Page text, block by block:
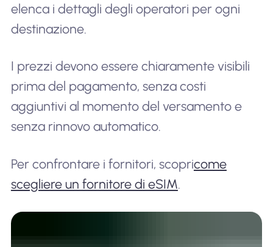
elenca i dettagli degli operatori per ogni
destinazione.
I prezzi devono essere chiaramente visibili
prima del pagamento, senza costi
aggiuntivi al momento del versamento e
senza rinnovo automatico.
Per confrontare i fornitori, scopricome
scegliere un fornitore di eSIM.